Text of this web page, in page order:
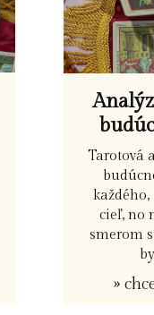
Tarotová
cieľ, no
smerom
»